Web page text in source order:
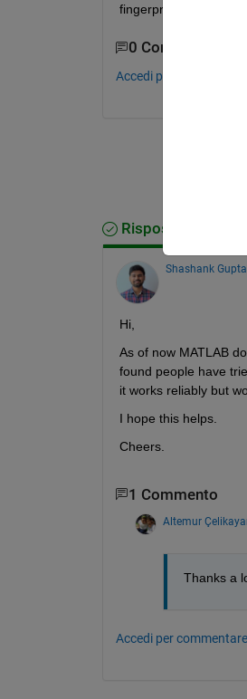
fingerprint in MATLAB?
0 Commenti
Accedi per commentare.
Risposta accettata
Shashank Gupta
Hi,
As of now MATLAB
found people have
it works reliably but
I hope this helps.
Cheers.
1 Commento
Altemur
Thanks a
Accedi per